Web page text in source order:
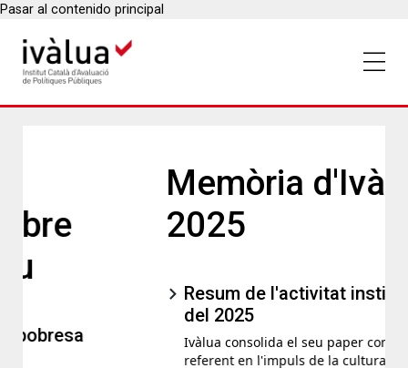
Pasar al contenido principal
Memòria d'Ivàlua
2025
Resum de l'activitat institucional
Ivàlua consolida el seu paper com a
referent en l'impuls de la cultura de